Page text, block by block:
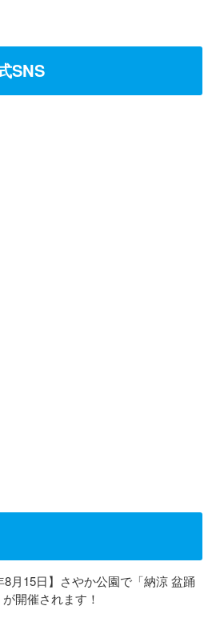
SNS
8月15日】さやか公園で「納涼 盆踊
開催されます！